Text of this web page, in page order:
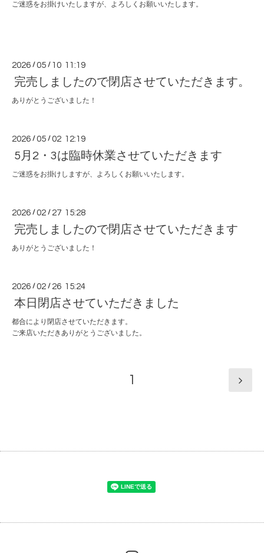
ご迷惑をお掛けいたしますが、よろしくお願いいたします。
2026 /05 / 10 11:19
完売しましたので閉店させていただきます。
ありがとうございました！
2026 /05 /02 12:19
5月2・3は臨時休業させていただきます
ご迷惑をお掛けしますが、よろしくお願いいたします。
2026 /02 / 27 15:28
完売しましたので閉店させていただきます
ありがとうございました！
2026 /02 / 26 15:24
本日閉店させていただきました
都合により閉店させていただきます。
ご来店いただきありがとうございました。
1